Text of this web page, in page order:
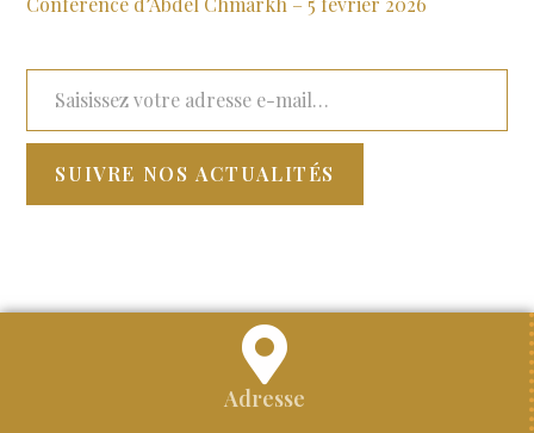
SUIVRE NOS ACTUALITÉS
Adresse